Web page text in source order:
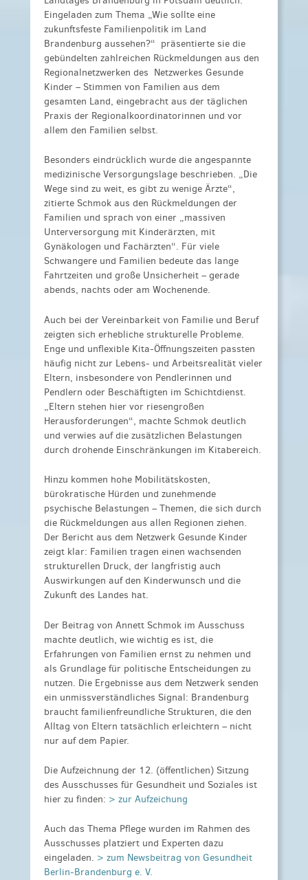
Eingeladen zum Thema „Wie sollte eine
zukunftsfeste Familienpolitik im Land
Brandenburg aussehen?“ präsentierte sie die
gebündelten zahlreichen Rückmeldungen aus den
Regionalnetzwerken des Netzwerkes Gesunde
Kinder – Stimmen von Familien aus dem
gesamten Land, eingebracht aus der täglichen
Praxis der Regionalkoordinatorinnen und vor
allem den Familien selbst.
Besonders eindrücklich wurde die angespannte
medizinische Versorgungslage beschrieben. „Die
Wege sind zu weit, es gibt zu wenige Ärzte“,
zitierte Schmok aus den Rückmeldungen der
Familien und sprach von einer „massiven
Unterversorgung mit Kinderärzten, mit
Gynäkologen und Fachärzten“. Für viele
Schwangere und Familien bedeute das lange
Fahrtzeiten und große Unsicherheit – gerade
abends, nachts oder am Wochenende.
Auch bei der Vereinbarkeit von Familie und Beruf
zeigten sich erhebliche strukturelle Probleme.
Enge und unflexible Kita-Öffnungszeiten passten
häufig nicht zur Lebens- und Arbeitsrealität vieler
Eltern, insbesondere von Pendlerinnen und
Pendlern oder Beschäftigten im Schichtdienst.
„Eltern stehen hier vor riesengroßen
Herausforderungen“, machte Schmok deutlich
und verwies auf die zusätzlichen Belastungen
durch drohende Einschränkungen im Kitabereich.
Hinzu kommen hohe Mobilitätskosten,
bürokratische Hürden und zunehmende
psychische Belastungen – Themen, die sich durch
die Rückmeldungen aus allen Regionen ziehen.
Der Bericht aus dem Netzwerk Gesunde Kinder
zeigt klar: Familien tragen einen wachsenden
strukturellen Druck, der langfristig auch
Auswirkungen auf den Kinderwunsch und die
Zukunft des Landes hat.
Der Beitrag von Annett Schmok im Ausschuss
machte deutlich, wie wichtig es ist, die
Erfahrungen von Familien ernst zu nehmen und
als Grundlage für politische Entscheidungen zu
nutzen. Die Ergebnisse aus dem Netzwerk senden
ein unmissverständliches Signal: Brandenburg
braucht familienfreundliche Strukturen, die den
Alltag von Eltern tatsächlich erleichtern – nicht
nur auf dem Papier.
Die Aufzeichnung der 12. (öffentlichen) Sitzung
des Ausschusses für Gesundheit und Soziales ist
hier zu finden: > zur Aufzeichung
Auch das Thema Pflege wurden im Rahmen des
Ausschusses platziert und Experten dazu
eingeladen. > zum Newsbeitrag von Gesundheit
Berlin-Brandenburg e. V.